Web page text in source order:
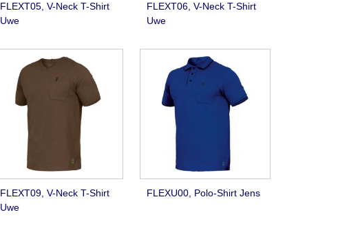
FLEXT05, V-Neck T-Shirt
Uwe
FLEXT06, V-Neck T-Shirt
Uwe
FLEXT09, V-Neck T-Shirt
Uwe
FLEXU00, Polo-Shirt Jens